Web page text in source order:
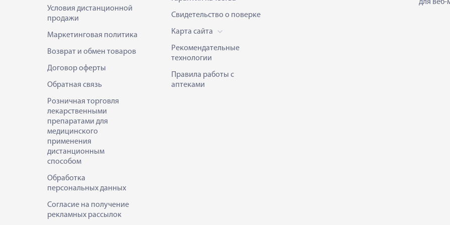
Условия дистанционной
продажи
Маркетинговая политика
Возврат и обмен товаров
Договор оферты
Обратная связь
Розничная торговля
лекарственными
препаратами для
медицинского
применения
дистанционным
способом
Обработка
персональных данных
Согласие на получение
рекламных рассылок
Свидетельство о поверке
Карта сайта
Рекомендательные
технологии
Правила работы с
аптеками
для веб-